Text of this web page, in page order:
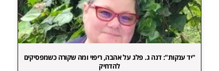
"יד ענקות": דנה ג. פלג על אהבה, ריפוי ומה שקורה כשמפסיקים
להדחיק